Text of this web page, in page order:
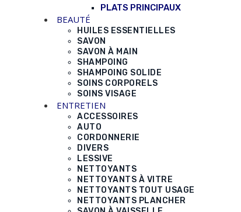
PLATS PRINCIPAUX
BEAUTÉ
HUILES ESSENTIELLES
SAVON
SAVON À MAIN
SHAMPOING
SHAMPOING SOLIDE
SOINS CORPORELS
SOINS VISAGE
ENTRETIEN
ACCESSOIRES
AUTO
CORDONNERIE
DIVERS
LESSIVE
NETTOYANTS
NETTOYANTS À VITRE
NETTOYANTS TOUT USAGE
NETTOYANTS PLANCHER